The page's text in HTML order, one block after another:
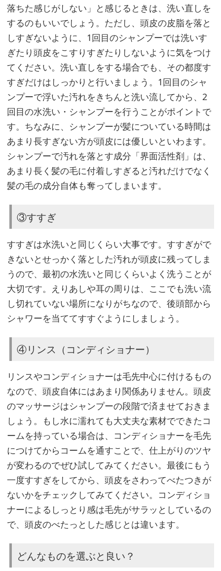
使
う
ポ
イ
ン
ト
②
書
か
れ
る
量・
回
数
を
守
イ
ン
ト
③
頭
皮
全
体
に
塗
布
る
落ちた感じがしない」と感じるときは、洗い直しを
するのもいいでしょう。ただし、頭皮の皮脂を落と
しすぎないように、1回目のシャンプーでは洗いす
ぎたり頭皮をこすりすぎたりしないように気をつけ
てください。洗い直しをする場合でも、その都度す
すぎだけはしっかりと行いましょう。1回目のシャ
ンプーで浮いた汚れをきちんと洗い流してから、2
回目の水洗い・シャンプーを行うことがポイントで
す。ちなみに、シャンプーが髪についている時間は
あまり長すぎない方が頭皮には優しいといわます。
シャンプーで汚れを落とす成分「界面活性剤」は、
あまり長く髪の毛に付着しすぎると汚れだけでなく
髪の毛の成分自体も奪ってしまいます。
③すすぎ
すすぎは水洗いと同じくらい大事です。すすぎがで
きないとせっかく落とした汚れが頭皮に残ってしま
うので、最初の水洗いと同じくらいよく洗うことが
大切です。えりあしや耳の周りは、ここでも洗い流
し切れていない場所になりがちなので、後頭部から
シャワーを当ててすすぐようにしましょう。
④リンス（コンディショナー）
リンスやコンディショナーは毛先中心に付けるもの
なので、頭皮自体にはあまり関係ありません。頭皮
のマッサージはシャンプーの段階で済ませておきま
しょう。もし水に濡れても大丈夫な素材でできたコ
ームを持っている場合は、コンディショナーを毛先
につけてからコームを通すことで、仕上がりのツヤ
が変わるのでぜひ試してみてください。最後にもう
一度すすぎをしてから、頭皮をさわってべたつきが
ないかをチェックしてみてください。コンディショ
ナーによるしっとり感は毛先がサラッとしているの
で、頭皮のべたっとした感じとは違います。
どんなものを選ぶと良い？